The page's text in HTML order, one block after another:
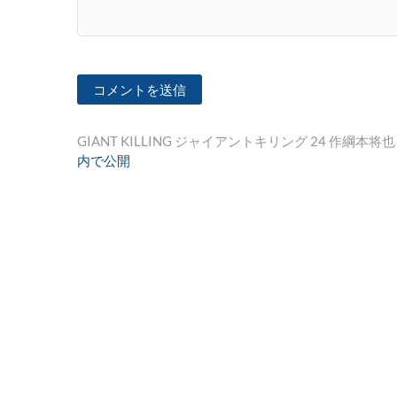
投
稿
GIANT KILLING ジャイアントキリング 24 作綱本将
内で公開